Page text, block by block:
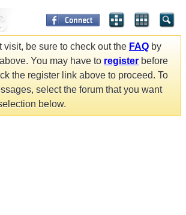
visit, be sure to check out the FAQ by
You may have to register before
the register link above to proceed. To
select the forum that you want
below.